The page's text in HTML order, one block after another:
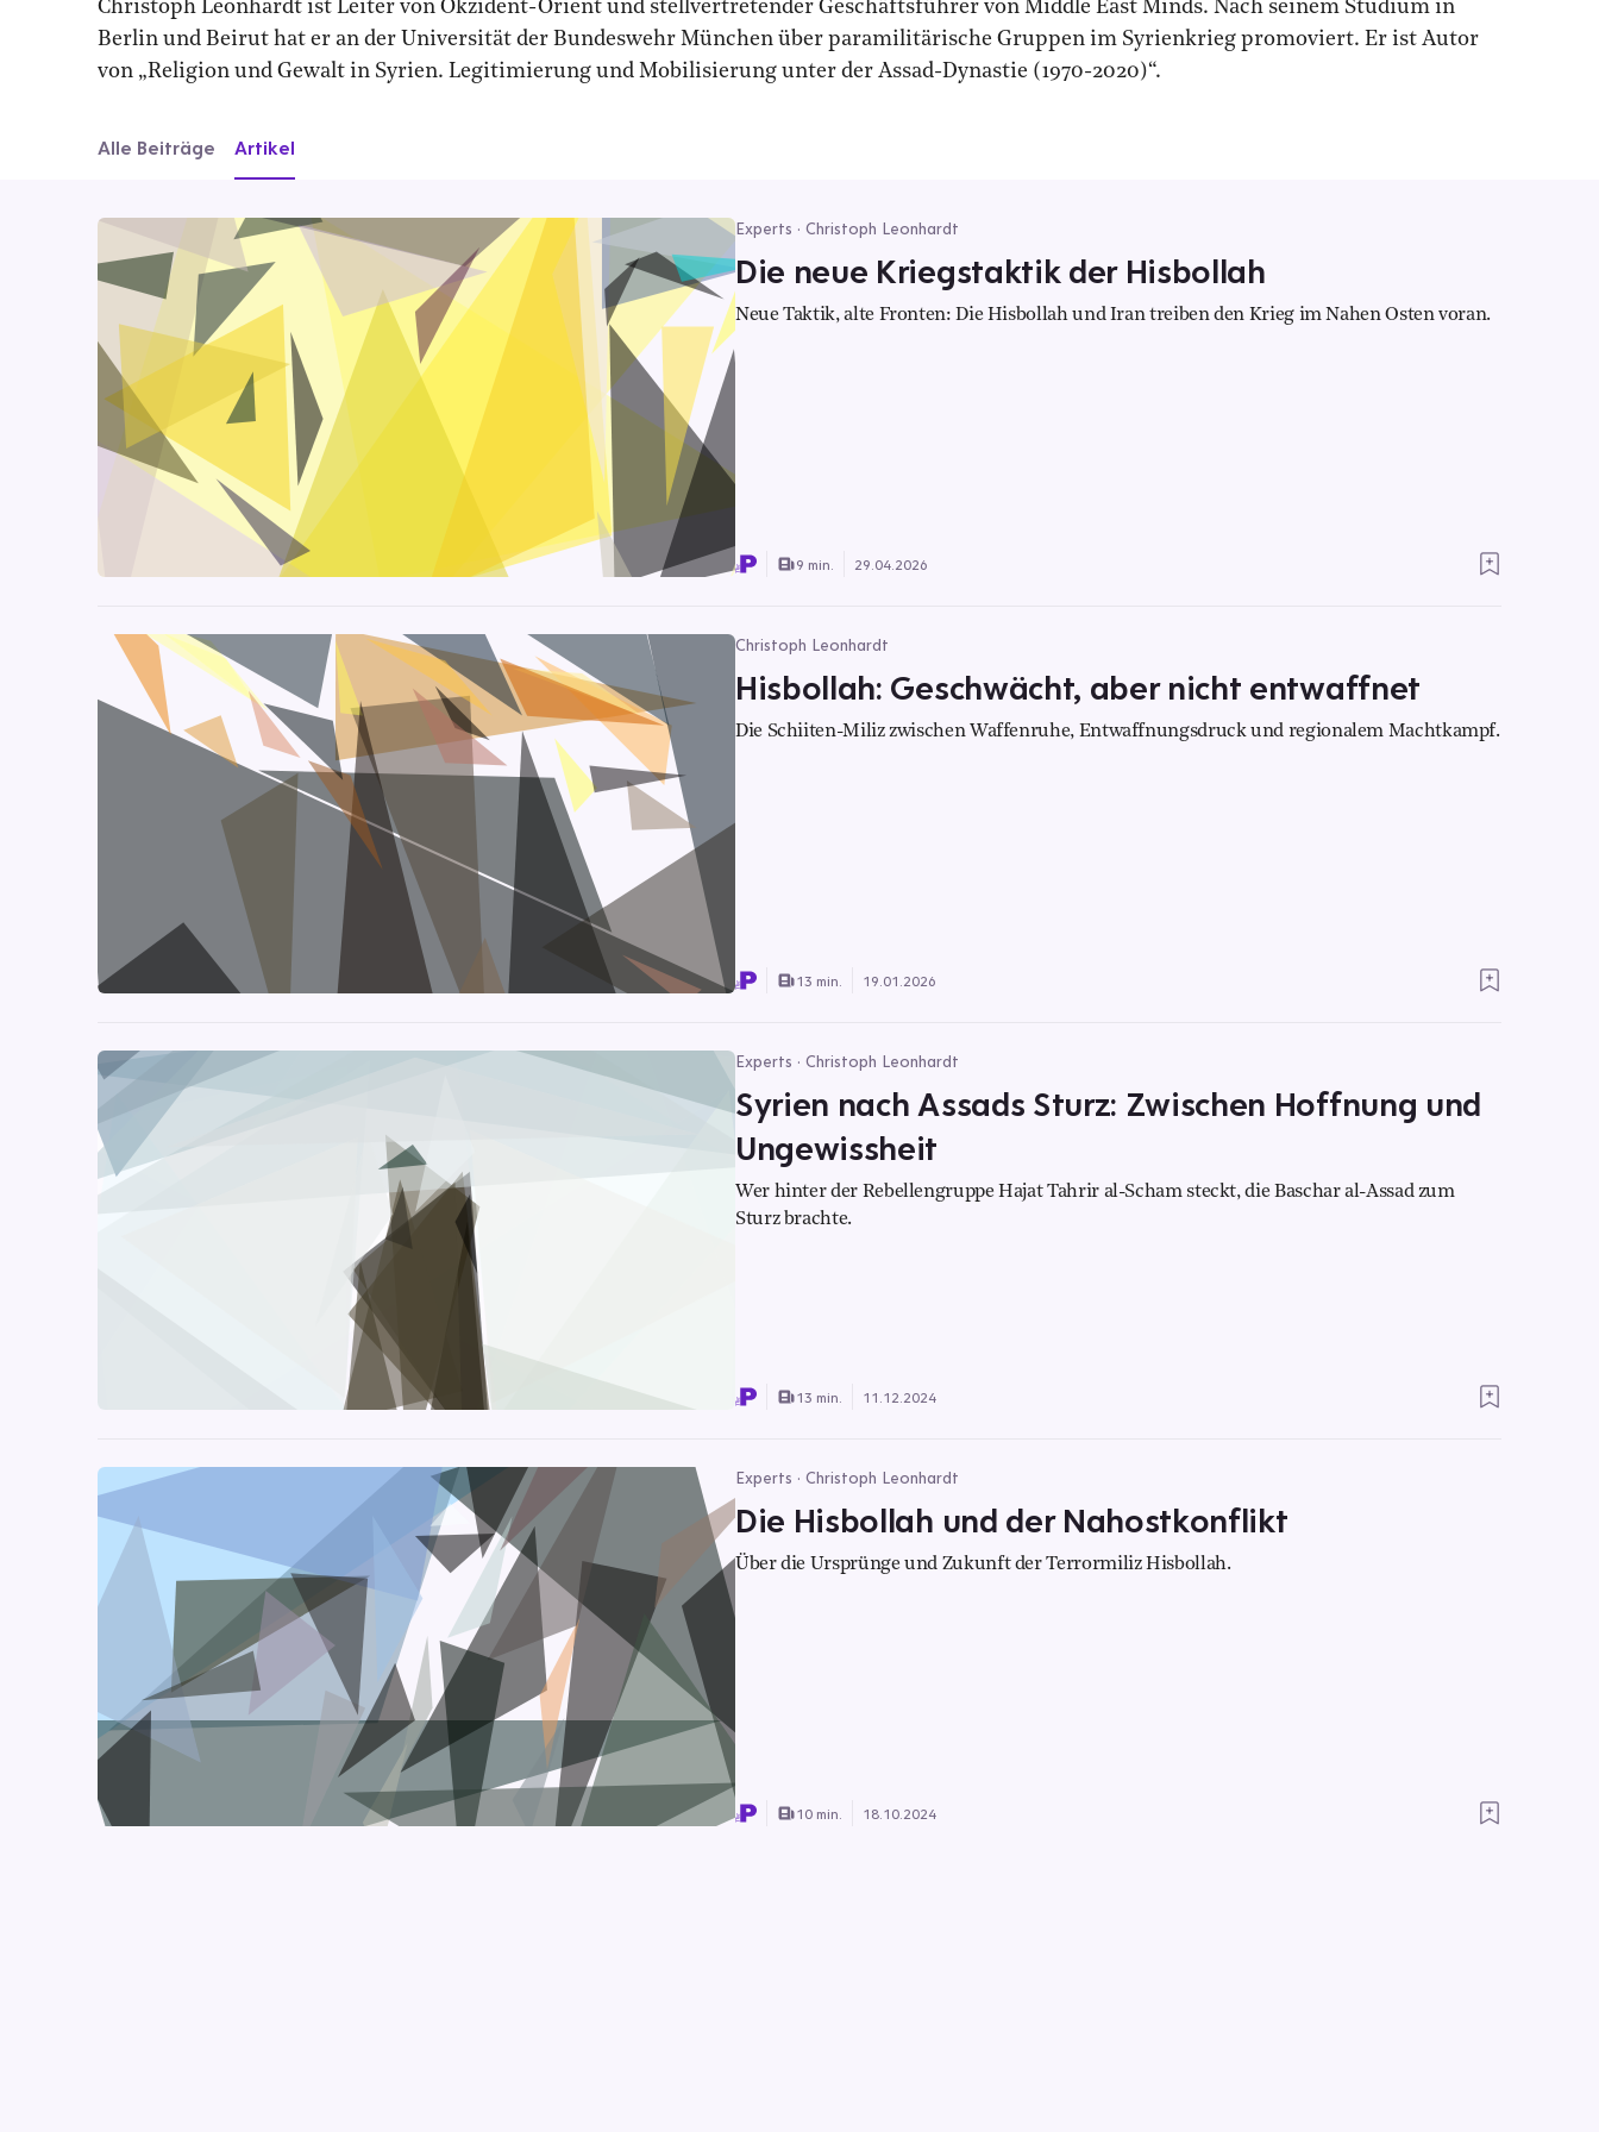
Christoph Leonhardt ist Leiter von Okzident-Orient und stellvertretender Geschäftsführer von Middle East Minds. Nach seinem Studium in
Berlin und Beirut hat er an der Universität der Bundeswehr München über paramilitärische Gruppen im Syrienkrieg promoviert. Er ist Autor
von „Religion und Gewalt in Syrien. Legitimierung und Mobilisierung unter der Assad-Dynastie (1970-2020)“.
Alle Beiträge Artikel
Experts · Christoph Leonhardt
Die neue Kriegstaktik der Hisbollah
Neue Taktik, alte Fronten: Die Hisbollah und Iran treiben den Krieg im Nahen Osten voran.
9 min. 29.04.2026
Christoph Leonhardt
Hisbollah: Geschwächt, aber nicht entwaffnet
Die Schiiten-Miliz zwischen Waffenruhe, Entwaffnungsdruck und regionalem Machtkampf.
13 min. 19.01.2026
Experts · Christoph Leonhardt
Syrien nach Assads Sturz: Zwischen Hoffnung und
Ungewissheit
Wer hinter der Rebellengruppe Hajat Tahrir al-Scham steckt, die Baschar al-Assad zum
Sturz brachte.
13 min. 11.12.2024
Experts · Christoph Leonhardt
Die Hisbollah und der Nahostkonflikt
Über die Ursprünge und Zukunft der Terrormiliz Hisbollah.
10 min. 18.10.2024